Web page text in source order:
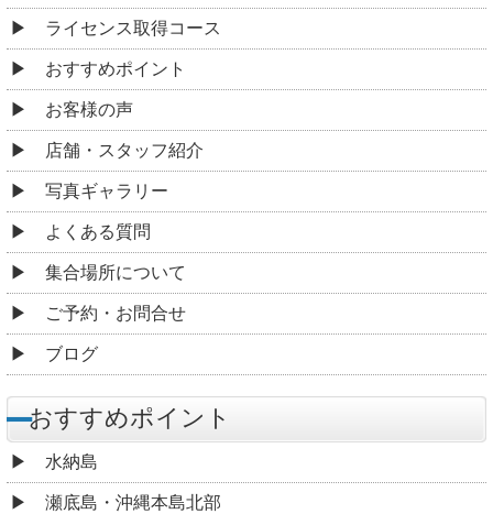
ライセンス取得コース
おすすめポイント
お客様の声
店舗・スタッフ紹介
写真ギャラリー
よくある質問
集合場所について
ご予約・お問合せ
ブログ
おすすめポイント
水納島
瀬底島・沖縄本島北部